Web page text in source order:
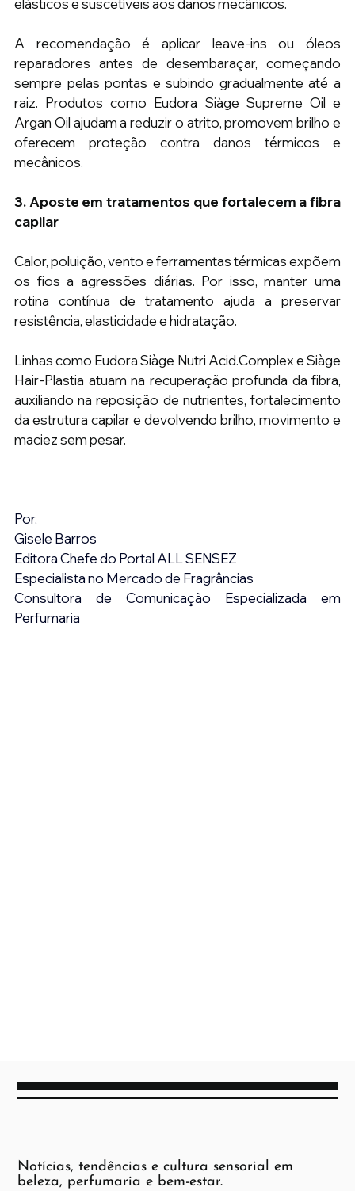
elásticos e suscetíveis aos danos mecânicos.
A recomendação é aplicar leave-ins ou óleos
reparadores antes de desembaraçar, começando
sempre pelas pontas e subindo gradualmente até a
raiz. Produtos como Eudora Siàge Supreme Oil e
Argan Oil ajudam a reduzir o atrito, promovem brilho e
oferecem proteção contra danos térmicos e
mecânicos.
3. Aposte em tratamentos que fortalecem a fibra
capilar
Calor, poluição, vento e ferramentas térmicas expõem
os fios a agressões diárias. Por isso, manter uma
rotina contínua de tratamento ajuda a preservar
resistência, elasticidade e hidratação.
Linhas como Eudora Siàge Nutri Acid.Complex e Siàge
Hair-Plastia atuam na recuperação profunda da fibra,
auxiliando na reposição de nutrientes, fortalecimento
da estrutura capilar e devolvendo brilho, movimento e
maciez sem pesar.
Por,
Gisele Barros
Editora Chefe do Portal ALL SENSEZ
Especialista no Mercado de Fragrâncias
Consultora de Comunicação Especializada em
Perfumaria
Notícias, tendências e cultura sensorial em
beleza, perfumaria e bem-estar.